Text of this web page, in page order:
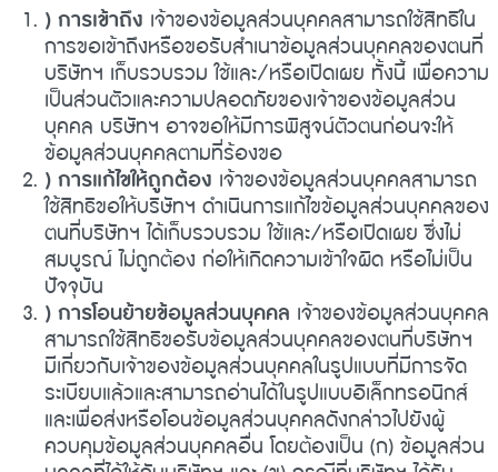
) การเข้าถึง เจ้าของข้อมูลส่วนบุคคลสามารถใช้สิทธิใน
การขอเข้าถึงหรือขอรับสำเนาข้อมูลส่วนบุคคลของตนที่
บริษัทฯ เก็บรวบรวม ใช้และ/หรือเปิดเผย ทั้งนี้ เพื่อความ
เป็นส่วนตัวและความปลอดภัยของเจ้าของข้อมูลส่วน
บุคคล บริษัทฯ อาจขอให้มีการพิสูจน์ตัวตนก่อนจะให้
ข้อมูลส่วนบุคคลตามที่ร้องขอ
) การแก้ไขให้ถูกต้อง เจ้าของข้อมูลส่วนบุคคลสามารถ
ใช้สิทธิขอให้บริษัทฯ ดำเนินการแก้ไขข้อมูลส่วนบุคคลของ
ตนที่บริษัทฯ ได้เก็บรวบรวม ใช้และ/หรือเปิดเผย ซึ่งไม่
สมบูรณ์ ไม่ถูกต้อง ก่อให้เกิดความเข้าใจผิด หรือไม่เป็น
ปัจจุบัน
) การโอนย้ายข้อมูลส่วนบุคคล เจ้าของข้อมูลส่วนบุคคล
สามารถใช้สิทธิขอรับข้อมูลส่วนบุคคลของตนที่บริษัทฯ
มีเกี่ยวกับเจ้าของข้อมูลส่วนบุคคลในรูปแบบที่มีการจัด
ระเบียบแล้วและสามารถอ่านได้ในรูปแบบอิเล็กทรอนิกส์
และเพื่อส่งหรือโอนข้อมูลส่วนบุคคลดังกล่าวไปยังผู้
ควบคุมข้อมูลส่วนบุคคลอื่น โดยต้องเป็น (ก) ข้อมูลส่วน